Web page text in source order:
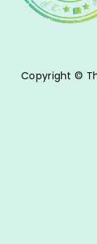
閣下要
料分析
Copyright ©